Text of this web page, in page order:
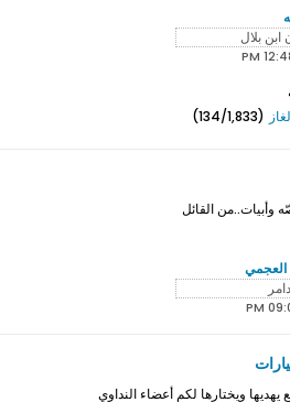
(134/1,833)
وأبيات..من القائل
يهديها ويختارها لكم أعضاء النداوي